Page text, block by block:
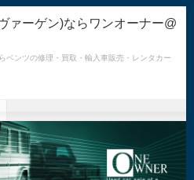
ァーゲン)ならワンオーナー@
ンツの修理・買取・輸入車販売・レンタカー